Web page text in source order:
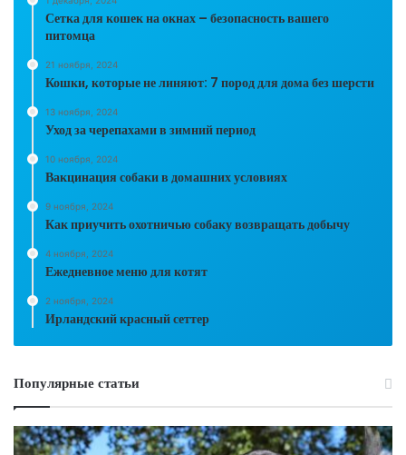
Сетка для кошек на окнах – безопасность вашего
питомца
21 ноября, 2024
Кошки, которые не линяют: 7 пород для дома без шерсти
13 ноября, 2024
Уход за черепахами в зимний период
10 ноября, 2024
Вакцинация собаки в домашних условиях
9 ноября, 2024
Как приучить охотничью собаку возвращать добычу
4 ноября, 2024
Ежедневное меню для котят
2 ноября, 2024
Ирландский красный сеттер
Популярные статьи